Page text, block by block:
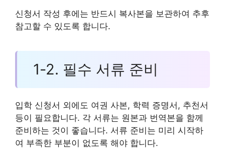
신청서 작성 후에는 반드시 복사본을 보관하여 추후
참고할 수 있도록 합니다.
1-2. 필수 서류 준비
입학 신청서 외에도 여권 사본, 학력 증명서, 추천서
등이 필요합니다. 각 서류는 원본과 번역본을 함께
준비하는 것이 좋습니다. 서류 준비는 미리 시작하
여 부족한 부분이 없도록 해야 합니다.